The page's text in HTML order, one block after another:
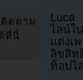
Luca
ไลน์ใ
แต่งเ
ลิขสิท
ท็อปไ
ดตาม
ที่นี่